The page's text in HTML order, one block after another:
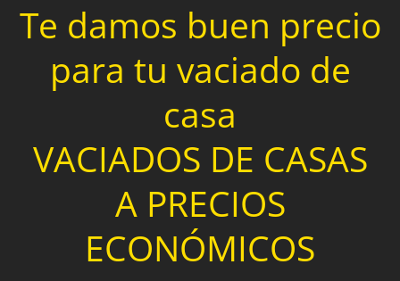
Te damos buen precio
para tu vaciado de
casa
VACIADOS DE CASAS
A PRECIOS
ECONÓMICOS